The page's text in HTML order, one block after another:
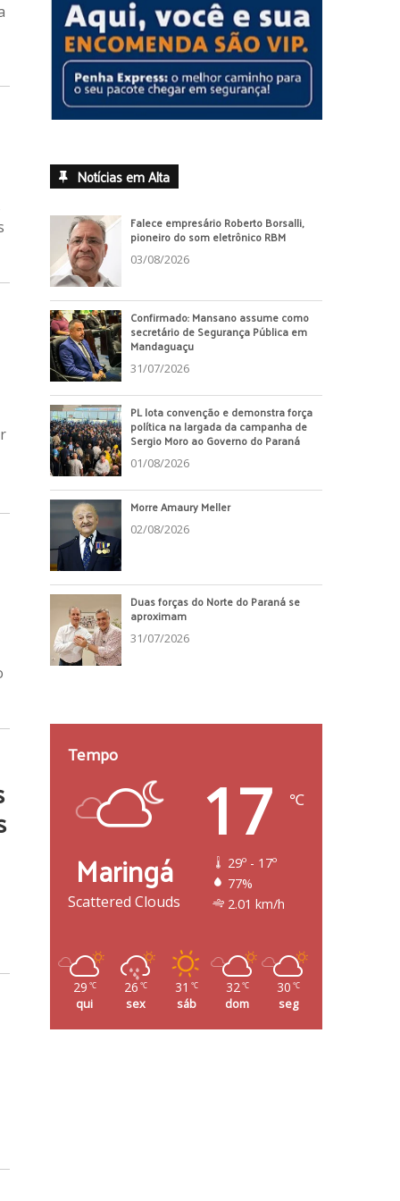
Notícias em Alta
Falece empresário Roberto Borsalli,
pioneiro do som eletrônico RBM
03/08/2026
Confirmado: Mansano assume como
secretário de Segurança Pública em
Mandaguaçu
31/07/2026
PL lota convenção e demonstra força
política na largada da campanha de
Sergio Moro ao Governo do Paraná
01/08/2026
Morre Amaury Meller
02/08/2026
Duas forças do Norte do Paraná se
aproximam
31/07/2026
Tempo
Maringá
Scattered Clouds
17 ℃
29º - 17º
77%
2.01 km/h
29 ℃
qui
26 ℃
sex
31 ℃
sáb
32 ℃
dom
30 ℃
seg